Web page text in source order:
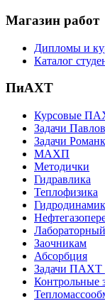
Магазин работ
Дипломы и
Каталог
ПиАХТ
Курсовые
Задачи
Задачи
МАХП
Методички
Гидравлика
Теплофизика
Заочникам
Абсорбция
Задачи ПАХТ
Контрольные